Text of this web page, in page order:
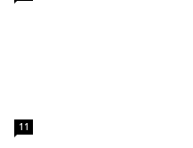
11